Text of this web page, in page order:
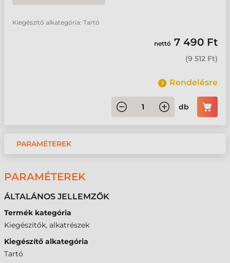
Kiegészítő alkategória: Tartó
nettó 7 490 Ft
(9 512 Ft)
Rendelésre
db
PARAMÉTEREK
PARAMÉTEREK
ÁLTALÁNOS JELLEMZŐK
Termék kategória
Kiegészítők, alkatrészek
Kiegészítő alkategória
Tartó